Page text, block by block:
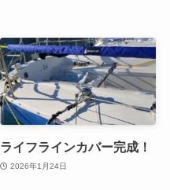
ライフラインカバー完成！
2026年1月24日